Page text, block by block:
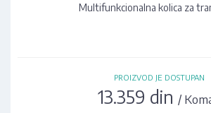
Multifunkcionalna kolica za
PROIZVOD JE DOSTUPAN
13.359 din/